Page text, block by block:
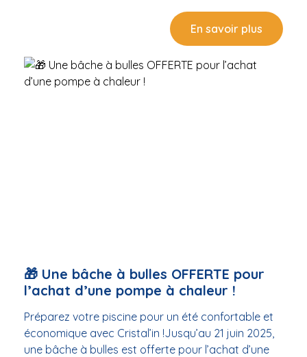
aquatiquesJeux et accessoiresProduits
d’entretien... Que vous soyez de Sète, Mèze,
Frontignan, Bouzigues, ou ailleurs dans le bassin de
Thau, c’est le moment parfait pour faire le plein de
matériel de qualité à prix réduits, avant la rentrée.
En savoir plus
🎁 Une bâche à bulles OFFERTE pour
l’achat d’une pompe à chaleur !
Préparez votre piscine pour un été confortable et
économique avec Cristal’in !Jusqu’au 21 juin 2025,
une bâche à bulles est offerte pour l’achat d’une